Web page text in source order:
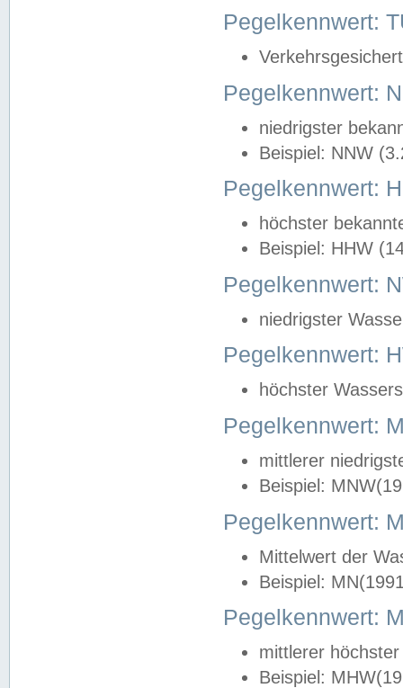
Pegelkennwert:
Pegelkennwert:
niedrigster
Beispiel: NNW
Pegelkennwert:
höchster
Beispiel: HHW
Pegelkennwert:
niedrigster
Pegelkennwert:
höchster
Pegelkennwert:
mittlerer
Beispiel:
Pegelkennwert:
Mittelwert der
Beispiel:
Pegelkennwert:
mittlerer
Beispiel: